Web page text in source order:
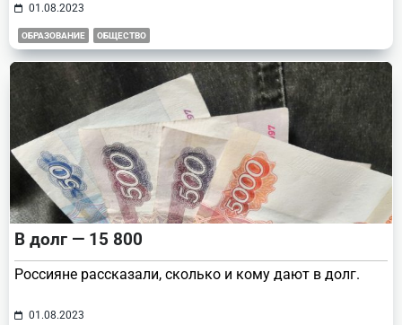
01.08.2023
ОБРАЗОВАНИЕ ОБЩЕСТВО
В долг — 15 800
Россияне рассказали, сколько и кому дают в долг.
01.08.2023